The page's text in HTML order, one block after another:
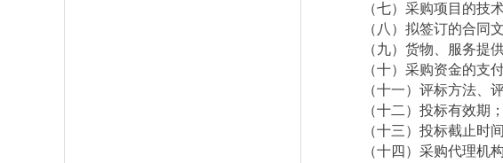
（七）采购项目的技
（八）拟签订的合同
（九）货物、服务提
（十）采购资金的支
（十一）评标方法、
（十二）投标有效期；
（十三）投标截止时
（十四）采购代理机